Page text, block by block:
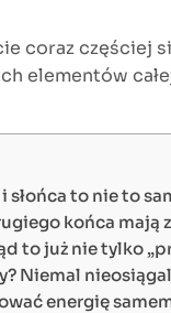
coraz częściej
elementów
słońca to nie to
końca mają
to już nie tylko
Niemal
energię